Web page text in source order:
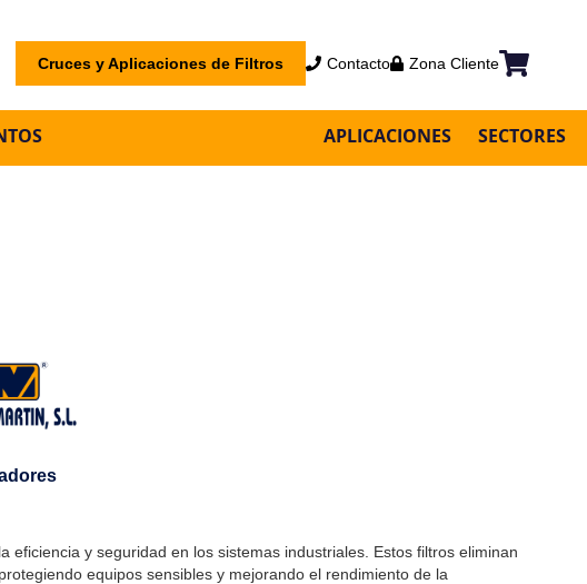
Cruces y Aplicaciones de Filtros Contacto Zona Cliente
Mi cesta
SECTORES
APLICACIONES
y seguridad en los sistemas industriales. Estos filtros eliminan
equipos sensibles y mejorando el rendimiento de la